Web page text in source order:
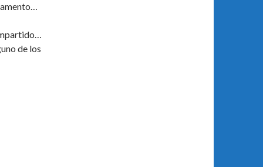
de los